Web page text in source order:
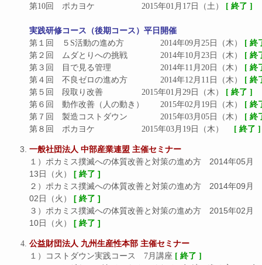
第10回　ポカヨケ			2015年01月17日（土）
[ 終了 ]
実践研修コース（後期コース）平日開催
第１回　５S活動の進め方		2014年09月25日（木）
[ 終
第２回　ムダとりへの挑戦		2014年10月23日（木）
[ 終
第３回　目で見る管理			2014年11月20日（木）
[ 終
第４回　不良ゼロの進め方		2014年12月11日（木）
[ 終
第５回　段取り改善			2015年01月29日（木）
[ 終了 ]
第６回　動作改善（人の動き）	2015年02月19日（木）
[ 終
第７回　製造コストダウン		2015年03月05日（木）
[ 終
第８回　ポカヨケ			2015年03月19日（木）
[ 終了 ]
一般社団法人 中部産業連盟 主催セミナー
１）ポカミス撲滅への体質改善と対策の進め方 2014年05月
13日（火） [ 終了 ]
２）ポカミス撲滅への体質改善と対策の進め方 2014年09月
02日（火） [ 終了 ]
３）ポカミス撲滅への体質改善と対策の進め方 2015年02月
10日（火） [ 終了 ]
公益財団法人 九州生産性本部 主催セミナー
１）コストダウン実践コース　7月講座 [ 終了 ]